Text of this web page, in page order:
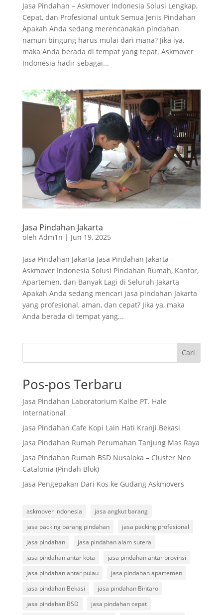
Jasa Pindahan – Askmover Indonesia Solusi Lengkap,
Cepat, dan Profesional untuk Semua Jenis Pindahan
Apakah Anda sedang merencanakan pindahan
namun bingung harus mulai dari mana? Jika iya,
maka Anda berada di tempat yang tepat. Askmover
Indonesia hadir sebagai...
Jasa Pindahan Jakarta
oleh Adm1n | Jun 19, 2025
Jasa Pindahan Jakarta Jasa Pindahan Jakarta -
Askmover Indonesia Solusi Pindahan Rumah, Kantor,
Apartemen, dan Banyak Lagi di Seluruh Jakarta
Apakah Anda sedang mencari jasa pindahan Jakarta
yang profesional, aman, dan cepat? Jika ya, maka
Anda berada di tempat yang...
Cari
Pos-pos Terbaru
Jasa Pindahan Laboratorium Kalbe PT. Hale
International
Jasa Pindahan Cafe Kopi Lain Hati Kranji Bekasi
Jasa Pindahan Rumah Perumahan Tanjung Mas Raya
Jasa Pindahan Rumah BSD Nusaloka – Cluster Neo
Catalonia (Pindah Blok)
Jasa Pengepakan Dari Kos ke Gudang Askmovers
askmover indonesia
jasa angkut barang
jasa packing barang pindahan
jasa packing profesional
jasa pindahan
jasa pindahan alam sutera
jasa pindahan antar kota
jasa pindahan antar provinsi
jasa pindahan antar pulau
jasa pindahan apartemen
jasa pindahan Bekasi
jasa pindahan Bintaro
jasa pindahan BSD
jasa pindahan cepat